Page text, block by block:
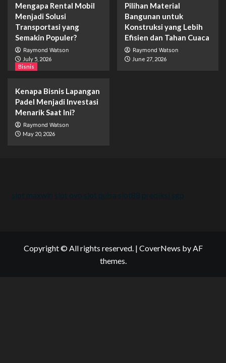
Mengapa Rental Mobil
Menjadi Solusi
Transportasi yang
Semakin Populer?
Raymond Watson
July 5, 2026
Pilihan Material
Bangunan untuk
Konstruksi yang Lebih
Efisien dan Tahan Cuaca
Raymond Watson
June 27, 2026
Bisnis
Kenapa Bisnis Lapangan
Padel Menjadi Investasi
Menarik Saat Ini?
Raymond Watson
May 20, 2026
slot maxwin slot ovo slot pulsa slot88 prediksi sgp
Copyright © All rights reserved. | CoverNews by AF
themes.